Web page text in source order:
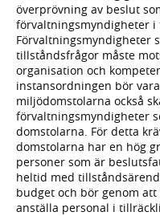
överprövning av beslut
förvaltningsmyndigheter i
Förvaltningsmyndigheter
tillståndsfrågor måste
organisation och
instansordningen bör
miljödomstolarna också
förvaltningsmyndigheter
domstolarna. För detta
domstolarna har en hög
personer som är
heltid med
budget och bör genom
anställa personal i